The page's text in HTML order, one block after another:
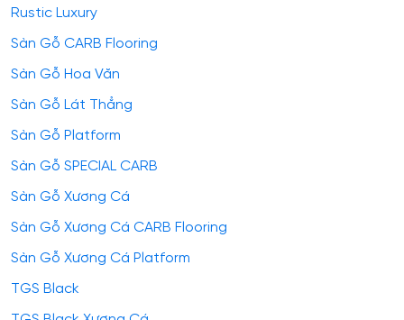
Rustic Luxury
Sàn Gỗ CARB Flooring
Sàn Gỗ Hoa Văn
Sàn Gỗ Lát Thẳng
Sàn Gỗ Platform
Sàn Gỗ SPECIAL CARB
Sàn Gỗ Xương Cá
Sàn Gỗ Xương Cá CARB Flooring
Sàn Gỗ Xương Cá Platform
TGS Black